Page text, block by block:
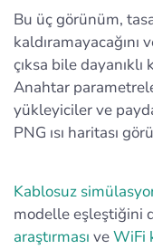
Bu üç görünüm,
kaldıramayacağını
çıksa bile dayanıklı
Anahtar
yükleyiciler ve
PNG ısı haritası
Kablosuz
modelle eşleştiğini
araştırması veWiFi